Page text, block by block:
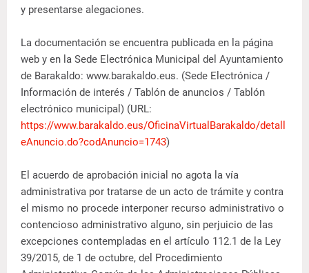
y presentarse alegaciones.
La documentación se encuentra publicada en la página
web y en la Sede Electrónica Municipal del Ayuntamiento
de Barakaldo: www.barakaldo.eus. (Sede Electrónica /
Información de interés / Tablón de anuncios / Tablón
electrónico municipal) (URL:
https://www.barakaldo.eus/OficinaVirtualBarakaldo/detall
eAnuncio.do?codAnuncio=1743)
El acuerdo de aprobación inicial no agota la vía
administrativa por tratarse de un acto de trámite y contra
el mismo no procede interponer recurso administrativo o
contencioso administrativo alguno, sin perjuicio de las
excepciones contempladas en el artículo 112.1 de la Ley
39/2015, de 1 de octubre, del Procedimiento